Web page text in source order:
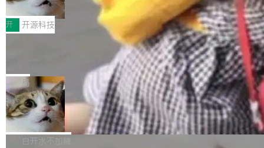
和销毁都太重了。一个 Agent 要执行的任务可能
只需要几毫秒的 CPU 时间，但容器从冷启动到
就绪要花数秒。如果未来有十...
函，也没选择庭外沉默。它在官网贴了一篇博
文，标题只有六个字：Apple is getting this wro
ng。 然后，它把邮件往来和 iMessage 聊天记
录全贴了出来。 他发错人了 苹果外部律师 Gabr
iel Gross 来自 Weil 律所，2 月 23 日下午 5:53
给 OpenAI 总法律顾问 Che Chang 发了封邮
件，附了一封长信，要求 OpenAI 配合调查前苹
果员工带走机密信...
ddy鸿蒙PC版，说话就能干活的AI办公
搭子
全能AI工作台WorkBuddy鸿蒙PC版上架HUAWE
I MatePad Edge应用市场，直接下载即可使
用，与鸿蒙电脑上的体验一致。值得一提的是，
这是目前市面上唯一支持平板接入WorkBuddy P
C版的产品，搭载“人机双写”重磅功能——你写
你的，AI写AI的，同屏协作互不干扰。一句话让
AI帮你干活，现在开启全新体验！ 温馨提示：
体验WorkBuddy鸿蒙PC版前，请将 HUAWEI M
atePad Edge 升级至 HarmonyOS 6.1.0.135S
P9 patch03及以上版本。 *升级路径：设置 > 搜
开 开源科技
FFmpeg 9.0 发布：代号“Lei”，以此纪
全球知名开源多媒体框架 FFmpeg 今天正式发
布了 9.0 版本。这个版本除了带来新一代音视频
处理能力和硬件加速支持之外，还有一个特殊之
处：FFmpeg 9.0 的代号是“Lei”。 这个名字，
来自中国开发者雷霄骅（Lei Xiaohua）。 对于
很多中国音视频开发者而言，这个名字并不陌
局
亚马逊成本失控：AI 写代码烧掉 1215
万元，超预算 860%
外媒近日曝光了亚马逊的多份内部报告显示，AI
导致公司在多个项目上超支。《金融时报》报道
白开水不加糖